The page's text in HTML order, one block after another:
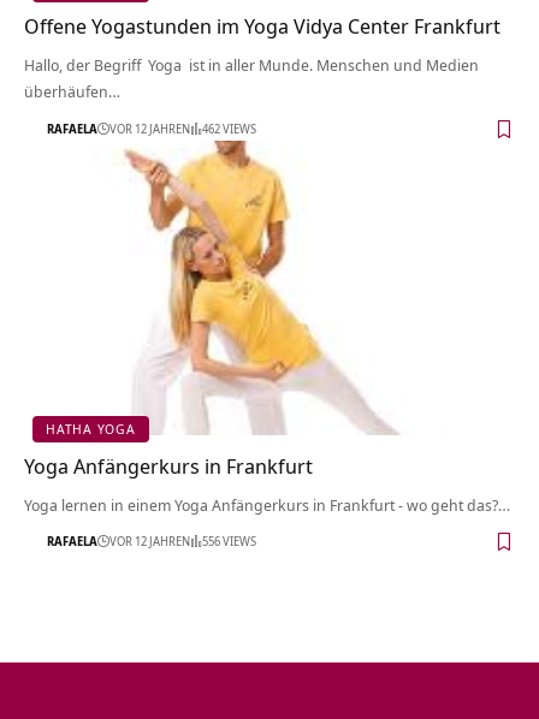
Offene Yogastunden im Yoga Vidya Center Frankfurt
Hallo, der Begriff Yoga ist in aller Munde. Menschen und Medien
überhäufen…
RAFAELA VOR 12 JAHREN 462 VIEWS
HATHA YOGA
Yoga Anfängerkurs in Frankfurt
Yoga lernen in einem Yoga Anfängerkurs in Frankfurt - wo geht das?…
RAFAELA VOR 12 JAHREN 556 VIEWS